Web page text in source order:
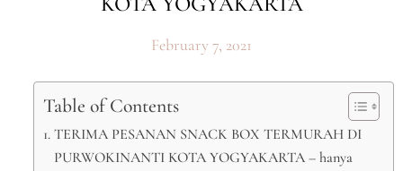
February 7, 2021
Table of Contents
TERIMA PESANAN SNACK BOX TERMURAH DI
PURWOKINANTI KOTA YOGYAKARTA – hanya